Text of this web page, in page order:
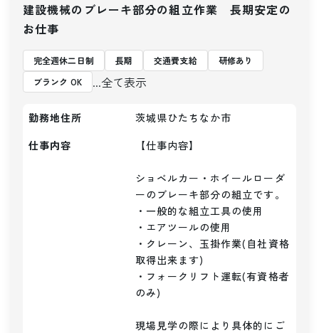
建設機械のブレーキ部分の組立作業 長期安定の
お仕事
完全週休二日制 長期 交通費支給
研修あり
ブランク OK
...全て表示
勤務地住所
茨城県ひたちなか市
仕事内容
【仕事内容】
ショベルカー・ホイールローダ
ーのブレーキ部分の組立です。
・一般的な組立工具の使用
・エアツールの使用
・クレーン、玉掛作業(自社資格
取得出来ます)
・フォークリフト運転(有資格者
のみ)
現場見学の際により具体的にご